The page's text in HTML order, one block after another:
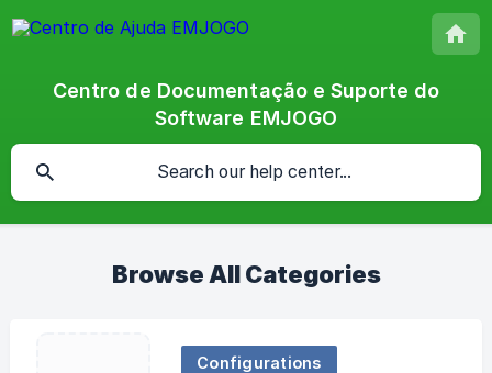
Centro de Documentação e Suporte do
Software EMJOGO
Browse All Categories
Configurations